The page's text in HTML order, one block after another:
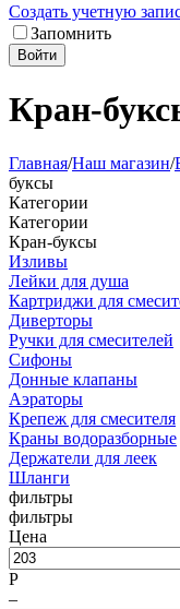
Создать учетную
Запомнить
Войти
Кран-
Главная/Наш магазин/
буксы
Категории
Категории
Кран-буксы
Изливы
Лейки для душа
Картриджи для
Диверторы
Ручки для смесителей
Сифоны
Донные клапаны
Аэраторы
Крепеж для смесителя
Краны водоразборные
Держатели для леек
Шланги
фильтры
фильтры
Цена
Р
–